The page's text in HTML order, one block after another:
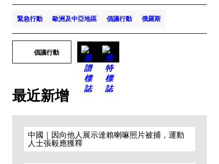
緊急行動 歐洲及中亞地區 倡議行動 俄羅斯
倡議行動
最近新增
中國｜因向他人展示達賴喇嘛照片被捕，運動
人士張毅應獲釋